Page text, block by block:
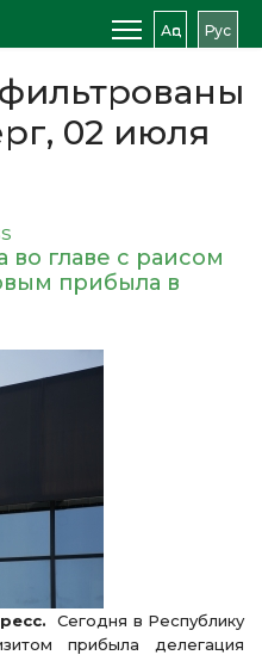
Аԥс Рус
02 июля
во главе с раисом
прибыла в
Сегодня в Республику
прибыла делегация